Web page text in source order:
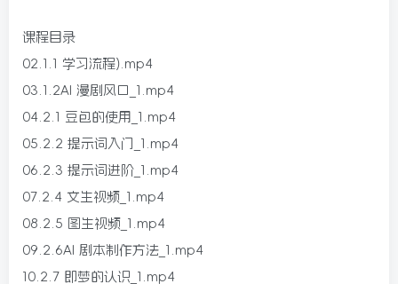
课程目录
02.1.1 学习流程).mp4
03.1.2AI 漫剧风口_1.mp4
04.2.1 豆包的使用_1.mp4
05.2.2 提示词入门_1.mp4
06.2.3 提示词进阶_1.mp4
07.2.4 文生视频_1.mp4
08.2.5 图生视频_1.mp4
09.2.6AI 剧本制作方法_1.mp4
10.2.7 即梦的认识_1.mp4